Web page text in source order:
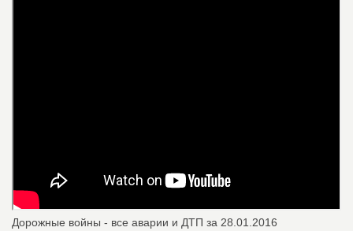
Дорожные войны - все аварии и ДТП за 28.01.2016